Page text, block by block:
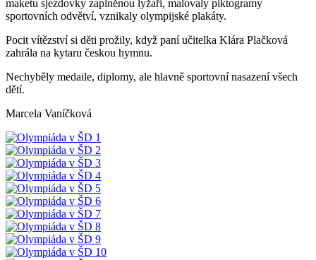
maketu sjezdovky zaplněnou lyžaři, malovaly piktogramy
sportovních odvětví, vznikaly olympijské plakáty.
Pocit vítězství si děti prožily, když paní učitelka Klára Plačková
zahrála na kytaru českou hymnu.
Nechyběly medaile, diplomy, ale hlavně sportovní nasazení všech
dětí.
Marcela Vaníčková